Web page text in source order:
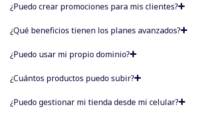
¿Puedo crear promociones para mis clientes?
¿Qué beneficios tienen los planes avanzados?
¿Puedo usar mi propio dominio?
¿Cuántos productos puedo subir?
¿Puedo gestionar mi tienda desde mi celular?